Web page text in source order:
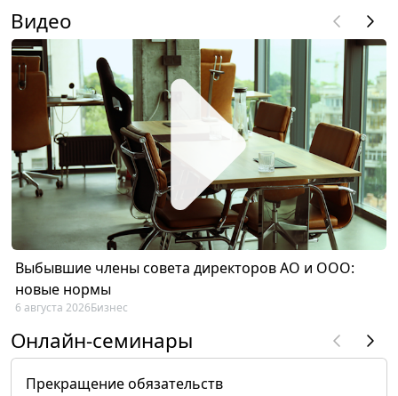
Видео
Выбывшие члены совета директоров АО и ООО:
новые нормы
6 августа 2026Бизнес
Онлайн-семинары
Прекращение обязательств